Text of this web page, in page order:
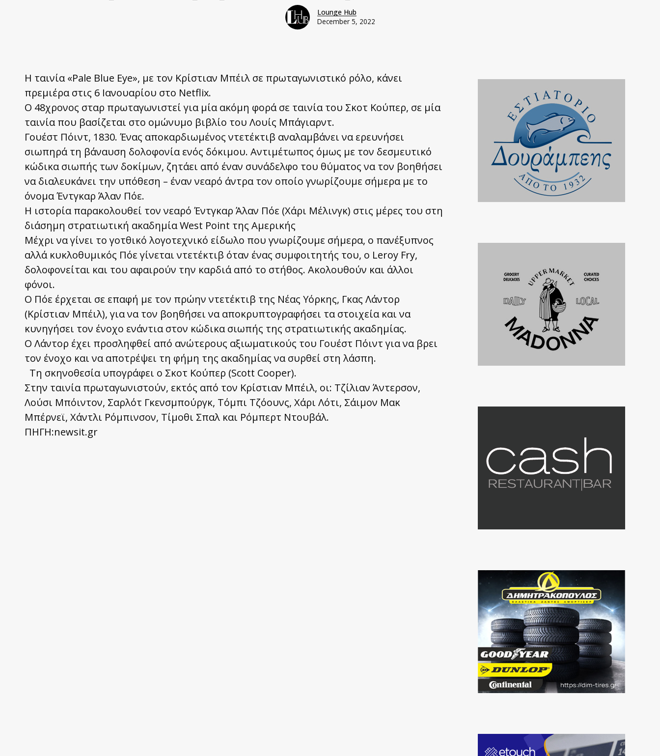
Lounge Hub
December 5, 2022
Η ταινία «Pale Blue Eye», με τον Κρίστιαν Μπέιλ σε πρωταγωνιστικό ρόλο, κάνει
πρεμιέρα στις 6 Ιανουαρίου στο Netflix.
O 48χρονος σταρ πρωταγωνιστεί για μία ακόμη φορά σε ταινία του Σκοτ Κούπερ, σε μία
ταινία που βασίζεται στο ομώνυμο βιβλίο του Λουίς Μπάγιαρντ.
Γουέστ Πόιντ, 1830. Ένας αποκαρδιωμένος ντετέκτιβ αναλαμβάνει να ερευνήσει
σιωπηρά τη βάναυση δολοφονία ενός δόκιμου. Αντιμέτωπος όμως με τον δεσμευτικό
κώδικα σιωπής των δοκίμων, ζητάει από έναν συνάδελφο του θύματος να τον βοηθήσει
να διαλευκάνει την υπόθεση – έναν νεαρό άντρα τον οποίο γνωρίζουμε σήμερα με το
όνομα Έντγκαρ Άλαν Πόε.
Η ιστορία παρακολουθεί τον νεαρό Έντγκαρ Άλαν Πόε (Χάρι Μέλινγκ) στις μέρες του στη
διάσημη στρατιωτική ακαδημία West Point της Αμερικής
Μέχρι να γίνει το γοτθικό λογοτεχνικό είδωλο που γνωρίζουμε σήμερα, ο πανέξυπνος
αλλά κυκλοθυμικός Πόε γίνεται ντετέκτιβ όταν ένας συμφοιτητής του, ο Leroy Fry,
δολοφονείται και του αφαιρούν την καρδιά από το στήθος. Ακολουθούν και άλλοι
φόνοι.
Ο Πόε έρχεται σε επαφή με τον πρώην ντετέκτιβ της Νέας Υόρκης, Γκας Λάντορ
(Κρίστιαν Μπέιλ), για να τον βοηθήσει να αποκρυπτογραφήσει τα στοιχεία και να
κυνηγήσει τον ένοχο ενάντια στον κώδικα σιωπής της στρατιωτικής ακαδημίας.
Ο Λάντορ έχει προσληφθεί από ανώτερους αξιωματικούς του Γουέστ Πόιντ για να βρει
τον ένοχο και να αποτρέψει τη φήμη της ακαδημίας να συρθεί στη λάσπη.
Τη σκηνοθεσία υπογράφει ο Σκοτ Κούπερ (Scott Cooper).
Στην ταινία πρωταγωνιστούν, εκτός από τον Κρίστιαν Μπέιλ, οι: Τζίλιαν Άντερσον,
Λούσι Μπόιντον, Σαρλότ Γκενσμπούργκ, Τόμπι Τζόουνς, Χάρι Λότι, Σάιμον Μακ
Μπέρνεϊ, Χάντλι Ρόμπινσον, Τίμοθι Σπαλ και Ρόμπερτ Ντουβάλ.
ΠΗΓΗ:newsit.gr